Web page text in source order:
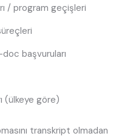
/ program geçişleri
başvuruları
(ülkeye göre)
transkript olmadan